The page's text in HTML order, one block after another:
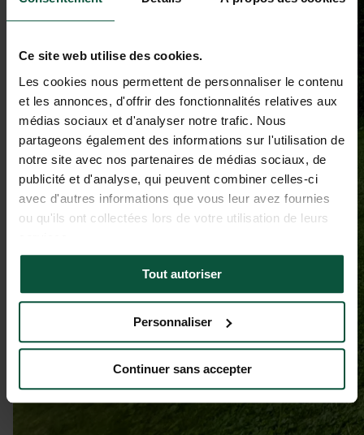
Ce site web utilise des cookies.
Les cookies nous permettent de personnaliser le contenu
et les annonces, d'offrir des fonctionnalités relatives aux
médias sociaux et d'analyser notre trafic. Nous
partageons également des informations sur l'utilisation de
notre site avec nos partenaires de médias sociaux, de
publicité et d'analyse, qui peuvent combiner celles-ci
avec d'autres informations que vous leur avez fournies
ou qu'ils ont collectées lors de votre utilisation de leurs
Tout autoriser
Personnaliser
Continuer sans accepter